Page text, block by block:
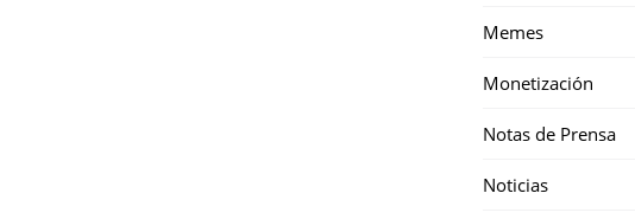
Memes
Monetización
Notas de Prensa
Noticias